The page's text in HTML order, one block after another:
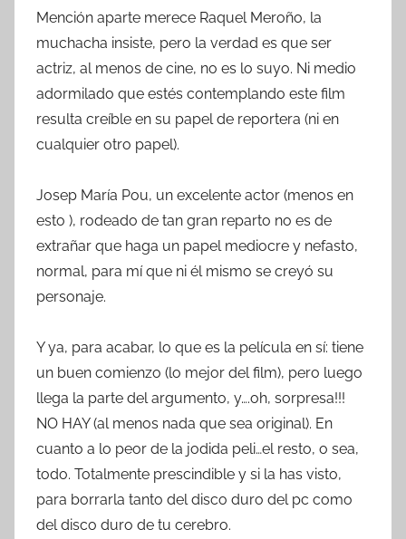
Mención aparte merece Raquel Meroño, la
muchacha insiste, pero la verdad es que ser
actriz, al menos de cine, no es lo suyo. Ni medio
adormilado que estés contemplando este film
resulta creíble en su papel de reportera (ni en
cualquier otro papel).
Josep María Pou, un excelente actor (menos en
esto ), rodeado de tan gran reparto no es de
extrañar que haga un papel mediocre y nefasto,
normal, para mí que ni él mismo se creyó su
personaje.
Y ya, para acabar, lo que es la película en sí: tiene
un buen comienzo (lo mejor del film), pero luego
llega la parte del argumento, y….oh, sorpresa!!!
NO HAY (al menos nada que sea original). En
cuanto a lo peor de la jodida peli…el resto, o sea,
todo. Totalmente prescindible y si la has visto,
para borrarla tanto del disco duro del pc como
del disco duro de tu cerebro.